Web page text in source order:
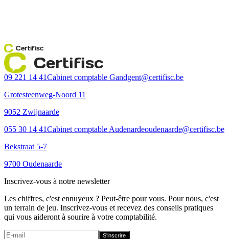
Certifisc
Certifisc
09 221 14 41Cabinet comptable Gandgent@certifisc.be
Grotesteenweg-Noord 11
9052 Zwijnaarde
055 30 14 41Cabinet comptable Audenardeoudenaarde@certifisc.be
Bekstraat 5-7
9700 Oudenaarde
Inscrivez-vous à notre newsletter
Les chiffres, c'est ennuyeux ? Peut-être pour vous. Pour nous, c'est
un terrain de jeu. Inscrivez-vous et recevez des conseils pratiques
qui vous aideront à sourire à votre comptabilité.
S'inscrire